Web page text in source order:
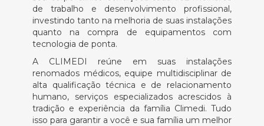
de trabalho e desenvolvimento profissional,
investindo tanto na melhoria de suas instalações
quanto na compra de equipamentos com
tecnologia de ponta.
A CLIMEDI reúne em suas instalações
renomados médicos, equipe multidisciplinar de
alta qualificação técnica e de relacionamento
humano, serviços especializados acrescidos à
tradição e experiência da família Climedi. Tudo
isso para garantir a você e sua família um melhor